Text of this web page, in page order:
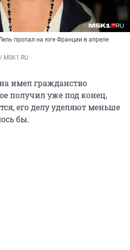
пропал на юге Франции в апреле
имел гражданство
получил уже под конец,
его делу уделяют меньше
бы.